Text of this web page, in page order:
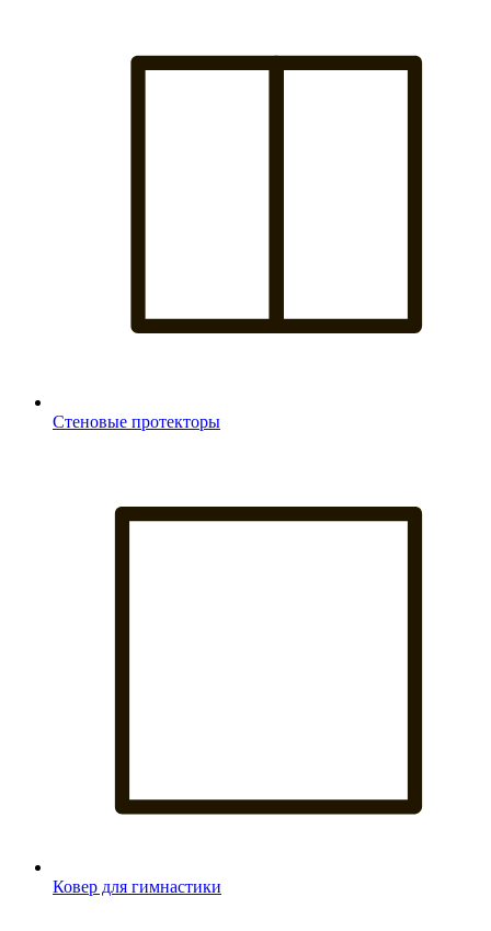
Стеновые протекторы
Ковер для гимнастики